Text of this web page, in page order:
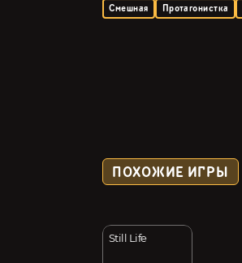
Смешная
Протагонистка
ПОХОЖИЕ ИГРЫ
Still Life